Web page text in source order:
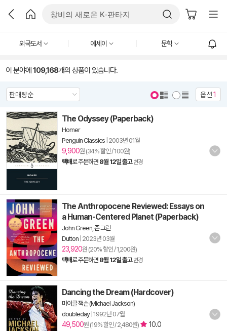
외국도서 에세이 문학
이 분야에 109,168개의 상품이 있습니다.
옵션1
The Odyssey (Paperback)
Homer
Penguin Classics 2003년 01월
9,900원 (34% 할인 / 100원)
택배로 주문하면 8월 12일 출고 변경
The Anthropocene Reviewed: Essays on
a Human-Centered Planet (Paperback)
John Green 존 그린
Dutton 2023년 03월
23,920원 (20% 할인 / 1,200원)
택배로 주문하면 8월 12일 출고 변경
Dancing the Dream (Hardcover)
마이클 잭슨 (Michael Jackson)
doubleday| 1992년 07월
49,500원 (19% 할인 / 2,480원) 10.0